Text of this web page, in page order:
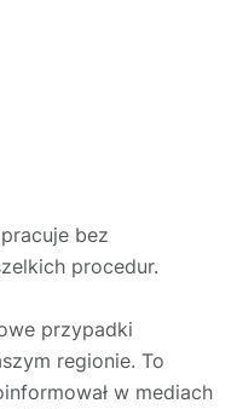
bez
procedur.
przypadki
regionie. To
w mediach